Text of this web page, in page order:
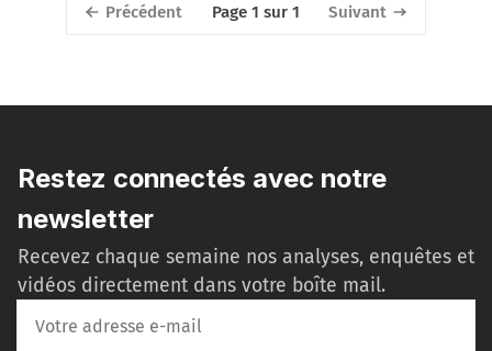
Précédent Page 1 sur 1 Suivant
Restez connectés avec notre
newsletter
Recevez chaque semaine nos analyses, enquêtes et
vidéos directement dans votre boîte mail.